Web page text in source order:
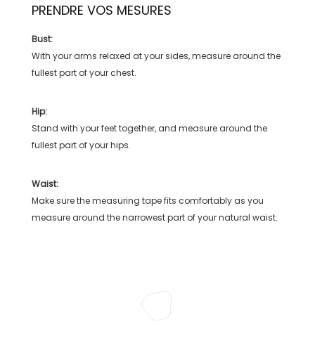
PRENDRE VOS MESURES
Bust:
With your arms relaxed at your sides, measure around the
fullest part of your chest.
Hip:
Stand with your feet together, and measure around the
fullest part of your hips.
Waist:
Make sure the measuring tape fits comfortably as you
measure around the narrowest part of your natural waist.